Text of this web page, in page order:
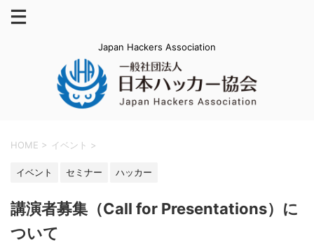
Japan Hackers Association
HOME > イベント >
イベント セミナー ハッカー
講演者募集（Call for Presentations）に
ついて